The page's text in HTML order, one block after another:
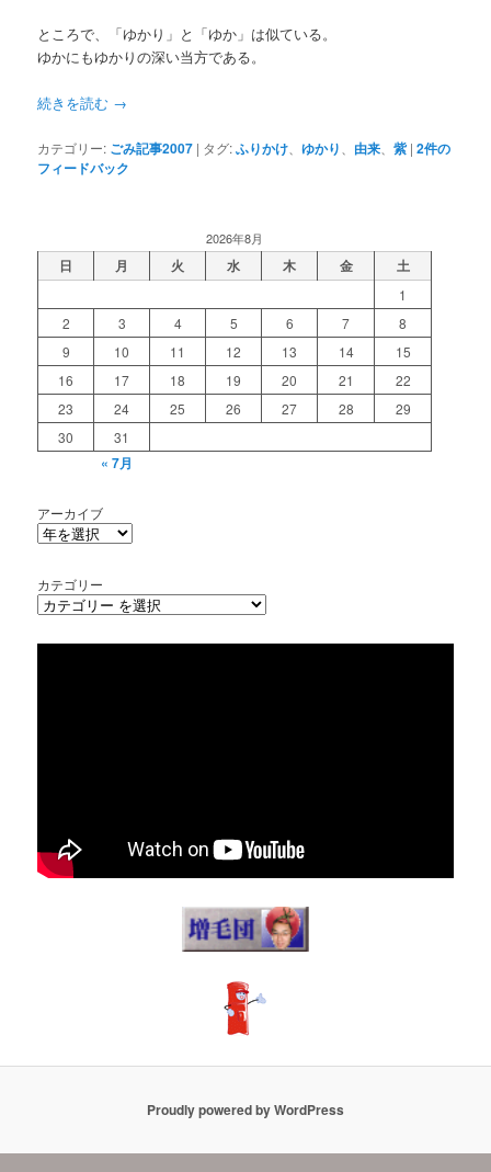
ところで、「ゆかり」と「ゆか」は似ている。
ゆかにもゆかりの深い当方である。
続きを読む →
カテゴリー: ごみ記事2007 | タグ:ふりかけ 、ゆかり 由来 、紫 |2件の
フィードバック
2026年8月
日 月 火 水 木 金 土
1
2
3 4 5 6 7
8
9
10 11 12 13 14
15
16
17 18 19 20 21
22
23
24 25 26 27 28
29
30
31
« 7月
アーカイブ
カテゴリー
Proudly powered by WordPress